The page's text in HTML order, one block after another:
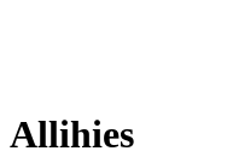
Allihies